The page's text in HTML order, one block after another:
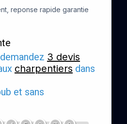
reponse rapide garantie
3 devis
charpentiers dans
et sans